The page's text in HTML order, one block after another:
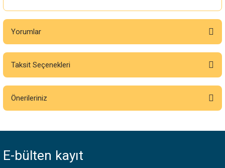
Yorumlar
Bu ürüne ilk yorumu siz yapın!
Taksit Seçenekleri
Önerileriniz
Görüş ve önerileriniz için teşekkür ederiz.
E-bülten kayıt